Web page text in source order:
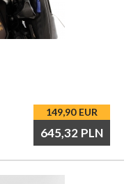
149,90 EUR
645,32 PLN